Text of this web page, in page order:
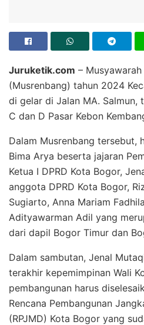
Juruketik.com –
(Musrenbang) tahun 2024
di gelar di Jalan MA. Salmun,
C dan D Pasar Kebon
Dalam Musrenbang tersebut,
Bima Arya beserta jajaran
Ketua I DPRD Kota Bogor,
anggota DPRD Kota Bogor,
Sugiarto, Anna Mariam
Adityawarman Adil yang
dari dapil Bogor Timur dan
Dalam sambutan, Jenal
terakhir kepemimpinan Wali
pembangunan harus
Rencana Pembangunan
(RPJMD) Kota Bogor yang